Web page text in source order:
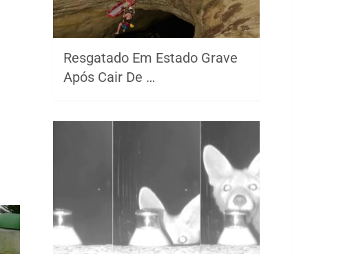
Resgatado Em Estado Grave
Após Cair De …